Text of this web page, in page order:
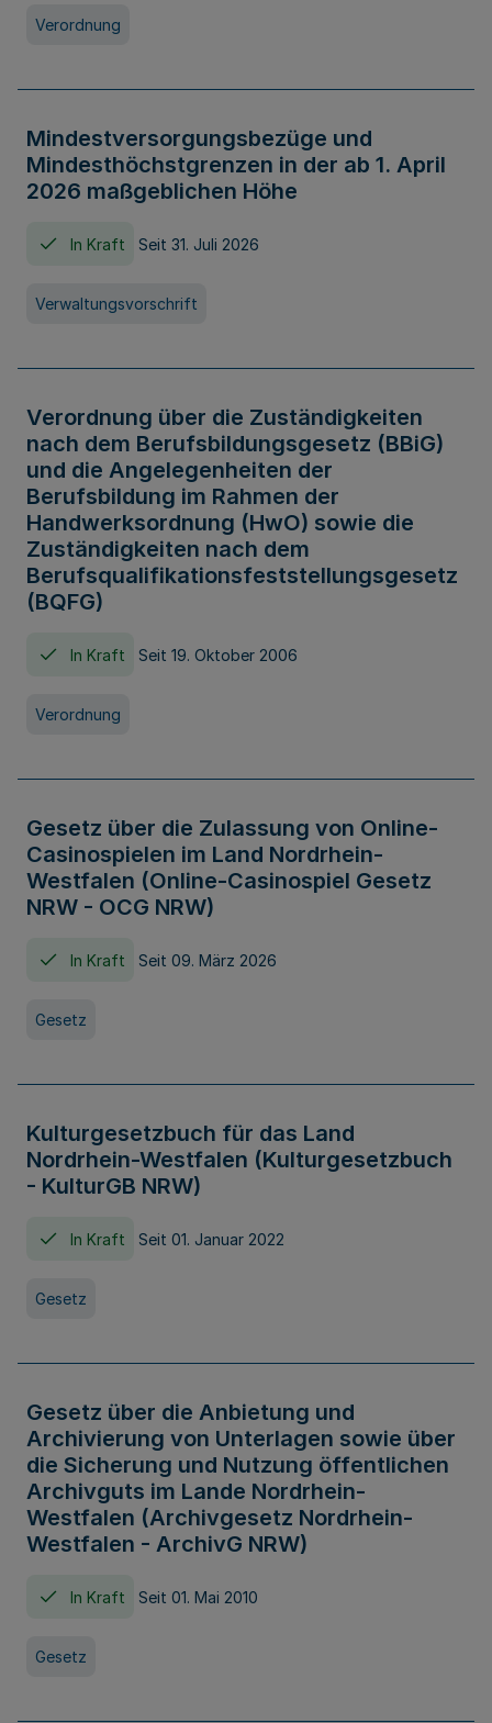
Verordnung
Mindestversorgungsbezüge und
Mindesthöchstgrenzen in der ab 1. April
2026 maßgeblichen Höhe
In Kraft Seit 31. Juli 2026
Verwaltungsvorschrift
Verordnung über die Zuständigkeiten
nach dem Berufsbildungsgesetz (BBiG)
und die Angelegenheiten der
Berufsbildung im Rahmen der
Handwerksordnung (HwO) sowie die
Zuständigkeiten nach dem
Berufsqualifikationsfeststellungsgesetz
(BQFG)
In Kraft Seit 19. Oktober 2006
Verordnung
Gesetz über die Zulassung von Online-
Casinospielen im Land Nordrhein-
Westfalen (Online-Casinospiel Gesetz
NRW - OCG NRW)
In Kraft Seit 09. März 2026
Gesetz
Kulturgesetzbuch für das Land
Nordrhein-Westfalen (Kulturgesetzbuch
- KulturGB NRW)
In Kraft Seit 01. Januar 2022
Gesetz
Gesetz über die Anbietung und
Archivierung von Unterlagen sowie über
die Sicherung und Nutzung öffentlichen
Archivguts im Lande Nordrhein-
Westfalen (Archivgesetz Nordrhein-
Westfalen - ArchivG NRW)
In Kraft Seit 01. Mai 2010
Gesetz